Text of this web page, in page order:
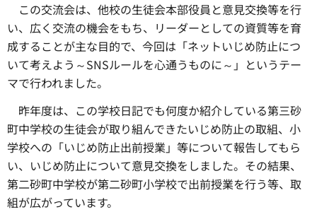
この交流会は、他校の生徒会本部役員と意見交換等を行
い、広く交流の機会をもち、リーダーとしての資質等を育
成することが主な目的で、今回は「ネットいじめ防止につ
いて考えよう～SNSルールを心通うものに～」というテー
マで行われました。
昨年度は、この学校日記でも何度か紹介している第三砂
町中学校の生徒会が取り組んできたいじめ防止の取組、小
学校への「いじめ防止出前授業」等について報告してもら
い、いじめ防止について意見交換をしました。その結果、
第二砂町中学校が第二砂町小学校で出前授業を行う等、取
組が広がっています。